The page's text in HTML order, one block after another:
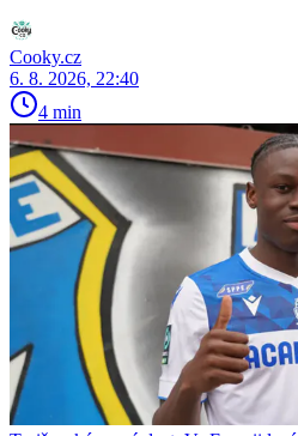
Cooky.cz
6. 8. 2026, 22:40
4 min